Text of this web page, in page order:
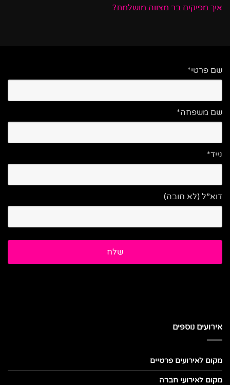
איך מפיקים בר מצווה מושלמת?
שם פרטי*
שם משפחה*
נייד*
דוא”ל (לא חובה)
אירועים נוספים
מקום לאירועים פרטיים
מקום לאירועי חברה